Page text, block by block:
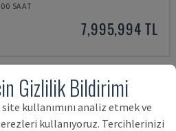
SAAT
7,995,994 TL
Gizlilik Bildirimi
kullanımını analiz etmek ve
kullanıyoruz. Tercihlerinizi